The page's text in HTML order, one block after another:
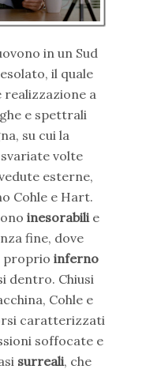
in un Sud
il quale
a
e spettrali
su cui la
volte
esterne,
Cohle e Hart.
inesorabilie
fine, dove
proprio inferno
dentro. Chiusi
Cohle e
caratterizzati
soffocate e
surreali, che